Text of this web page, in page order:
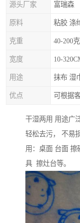
源头厂家 富瑞森
原料 粘胶 涤
克重 40-200克
宽度 10-
用途 抹布 湿
优点 可根据
干湿两用 用途广
轻松去污， 不易
用：桌面 台面 擦
具 擦灶台等。